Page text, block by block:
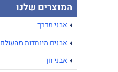
המוצרים שלנו
אבני מדרך
אבנים מיוחדות מהעולם
אבני חן